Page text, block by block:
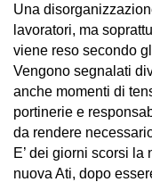
Una
lavoratori, ma
viene reso secondo
Vengono segnalati
anche momenti di
portinerie e
da rendere
E’ dei giorni scorsi
nuova Ati, dopo